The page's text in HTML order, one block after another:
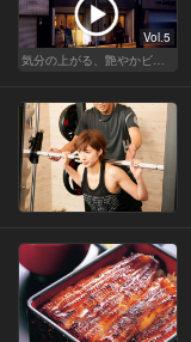
Vol.5
気分の上がる、艶やかビストロ